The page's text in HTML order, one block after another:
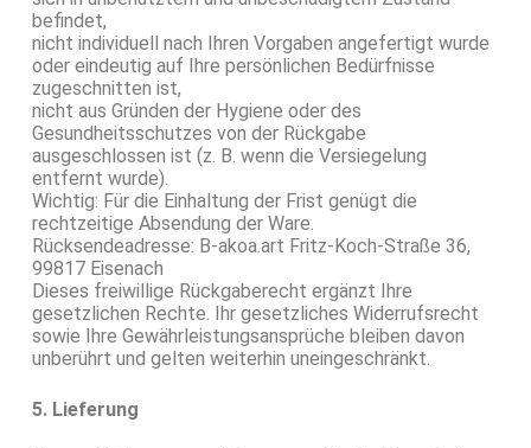
befindet,
nicht individuell nach Ihren Vorgaben angefertigt wurde
oder eindeutig auf Ihre persönlichen Bedürfnisse
zugeschnitten ist,
nicht aus Gründen der Hygiene oder des
Gesundheitsschutzes von der Rückgabe
ausgeschlossen ist (z. B. wenn die Versiegelung
entfernt wurde).
Wichtig: Für die Einhaltung der Frist genügt die
rechtzeitige Absendung der Ware.
Rücksendeadresse: B-akoa.art Fritz-Koch-Straße 36,
99817 Eisenach
Dieses freiwillige Rückgaberecht ergänzt Ihre
gesetzlichen Rechte. Ihr gesetzliches Widerrufsrecht
sowie Ihre Gewährleistungsansprüche bleiben davon
unberührt und gelten weiterhin uneingeschränkt.
5. Lieferung